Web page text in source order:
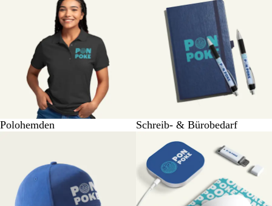
Polohemden Schreib- & Bürobedarf